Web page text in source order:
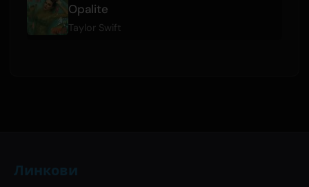
Opalite
Taylor Swift
Линкови